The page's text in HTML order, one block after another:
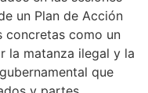
un Plan de Acción
concretas como un
la matanza ilegal y la
que